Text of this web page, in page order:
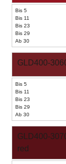
Bis 5
Bis 11
Bis 23
Bis 29
Ab 30
GLD400-
Bis 5
Bis 11
Bis 23
Bis 29
Ab 30
GLD400-
red